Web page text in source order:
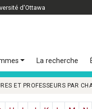
d'Ottawa
La recherche
ET PROFESSEURS PAR